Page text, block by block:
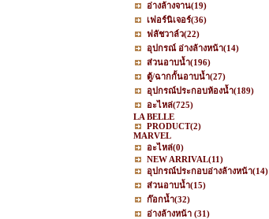
อ่างล้างจาน(19)
เฟอร์นิเจอร์(36)
ฟลัชวาล์ว(22)
อุปกรณ์ อ่างล้างหน้า(14)
ส่วนอาบน้ำ(196)
ตู้/ฉากกั้นอาบน้ำ(27)
อุปกรณ์ประกอบห้องน้ำ(189)
อะไหล่(725)
LA BELLE
PRODUCT(2)
MARVEL
อะไหล่(0)
NEW ARRIVAL(11)
อุปกรณ์ประกอบอ่างล้างหน้า(14)
ส่วนอาบน้ำ(15)
ก๊อกน้ำ(32)
อ่างล้างหน้า (31)